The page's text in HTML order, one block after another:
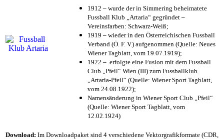
1912 – wurde der in Simmering beheimatete
Fussball Klub „Artaria“ gegründet –
Vereinsfarben: Schwarz-Weiß;
1919 – wieder in den Österreichischen Fussball
Verband (Ö. F. V.) aufgenommen (Quelle: Neues
Wiener Tagblatt, vom 19.07.1919);
1922 – erfolgte eine Fusion mit dem Fussball
Club „Pfeil“ Wien (III) zum Fussballklub
„Artaria-Pfeil“ (Quelle: Wiener Sport Tagblatt,
vom 24.08.1922);
Namensänderung in Wiener Sport Club „Pfeil“
(Quelle: Wiener Sport Tagblatt, vom
12.02.1924)
Download: Im Downloadpaket sind 4 verschiedene Vektorgrafikformate (CDR,